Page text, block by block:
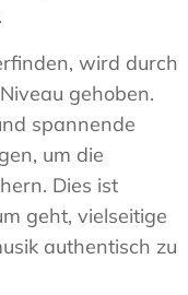
wird durch
gehoben.
spannende
um die
Dies ist
geht, vielseitige
authentisch zu